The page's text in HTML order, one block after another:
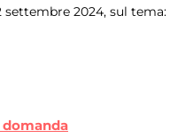
settembre 2024, sul tema: